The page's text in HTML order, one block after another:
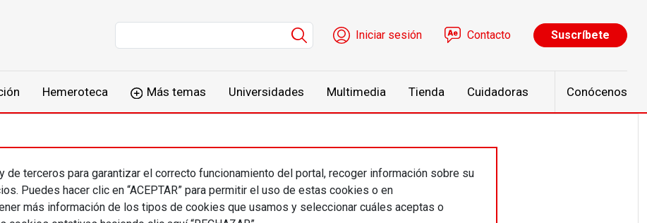
Menú de cuenta de usuario
Iniciar sesión Contacto Suscríbete
Hemeroteca Más temas Universidades Multimedia Tienda Cuidadoras Conócenos
terceros para garantizar el correcto funcionamiento del portal, recoger información sobre su
Puedes hacer clic en “ACEPTAR” para permitir el uso de estas cookies o en
más información de los tipos de cookies que usamos y seleccionar cuáles aceptas o
Moreno Ibarra &